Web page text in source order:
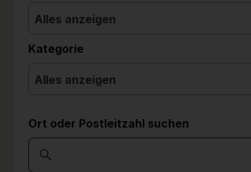
Alles anzeigen
Kategorie
Alles anzeigen
Ort oder Postleitzahl suchen